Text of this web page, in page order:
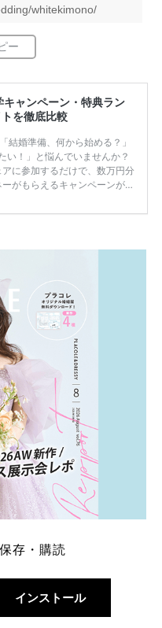
whitekimono/
ャンペーン・特典ラン
を徹底比較
結婚準備、何から始める？」
い！」と悩んでいませんか？
に参加するだけで、数万円分
がもらえるキャンペーンがあ
と損をしてしまうことも……。
の特典は？」といった疑問も
断で候補を絞れる「ウェディ
、体験型 […]続きを読む
存・購読
インストール